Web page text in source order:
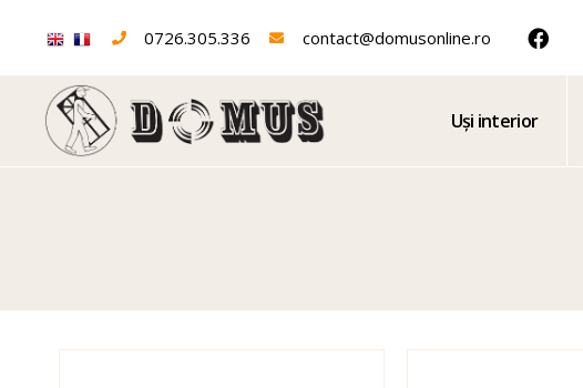
0726.305.336 contact@domusonline.ro
Uși interior